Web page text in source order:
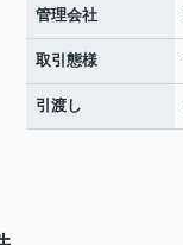
管理会社
取引態様
引渡し